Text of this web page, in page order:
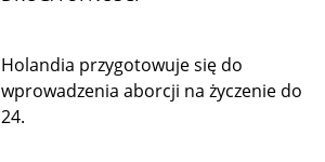
Holandia przygotowuje się do
wprowadzenia aborcji na życzenie do
24.